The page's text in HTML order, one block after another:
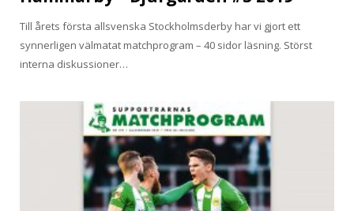
Till årets första allsvenska Stockholmsderby har vi gjort ett
synnerligen välmatat matchprogram – 40 sidor läsning. Störst
interna diskussioner…